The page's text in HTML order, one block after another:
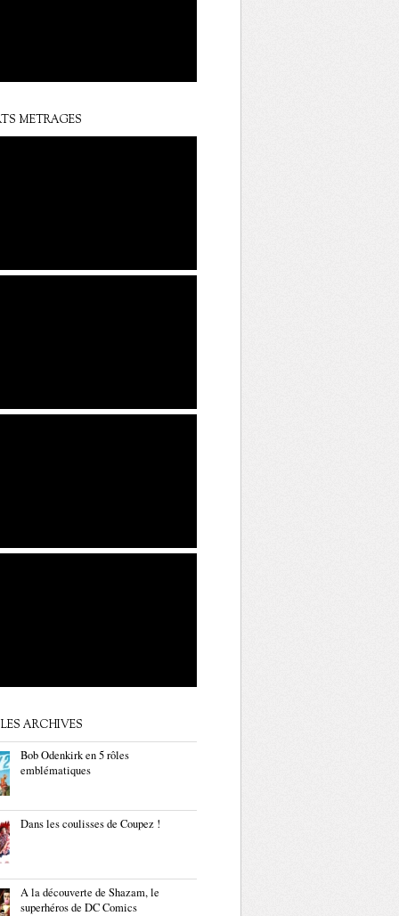
METRAGES
ARCHIVES
Bob Odenkirk en 5 rôles
emblématiques
Dans les coulisses de Coupez !
A la découverte de Shazam, le
superhéros de DC Comics